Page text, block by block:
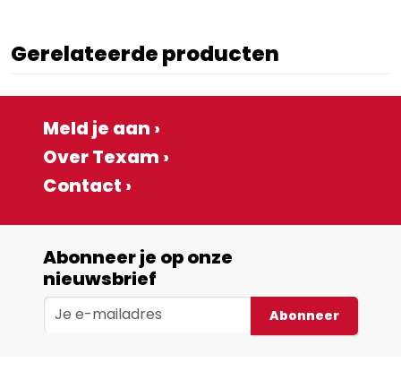
Gerelateerde producten
Meld je aan ›
Over Texam ›
Contact ›
Abonneer je op onze
nieuwsbrief
Abonneer